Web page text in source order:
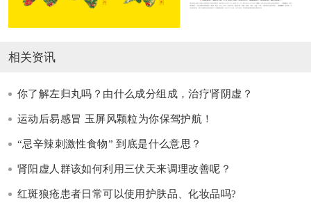
相关资讯
你了解左归丸吗？由什么成分组成，治疗肾阴虚？
运动后易感冒 玉屏风颗粒为你保驾护航！
“忌辛辣刺激性食物” 到底是什么意思？
肾阳虚人群该如何利用三伏天来调理改善呢？
红斑狼疮患者日常可以使用护肤品、化妆品吗?